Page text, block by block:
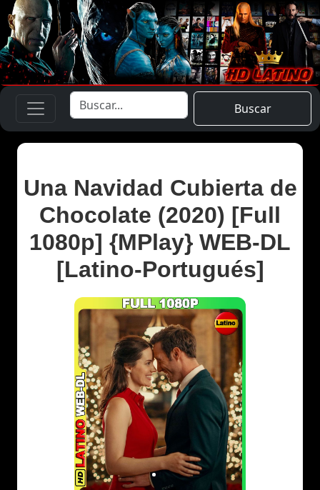
Buscar
Una Navidad Cubierta de
Chocolate (2020) [Full
1080p] {MPlay} WEB-DL
[Latino-Portugués]